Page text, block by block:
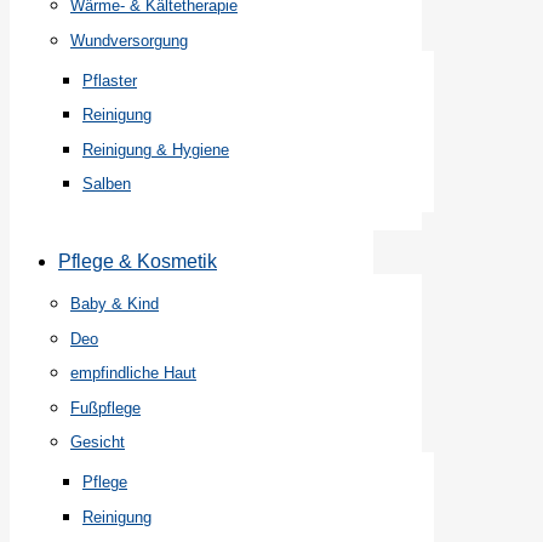
Wärme- & Kältetherapie
Wundversorgung
Pflaster
Reinigung
Reinigung & Hygiene
Salben
Pflege & Kosmetik
Baby & Kind
Deo
empfindliche Haut
Fußpflege
Gesicht
Pflege
Reinigung